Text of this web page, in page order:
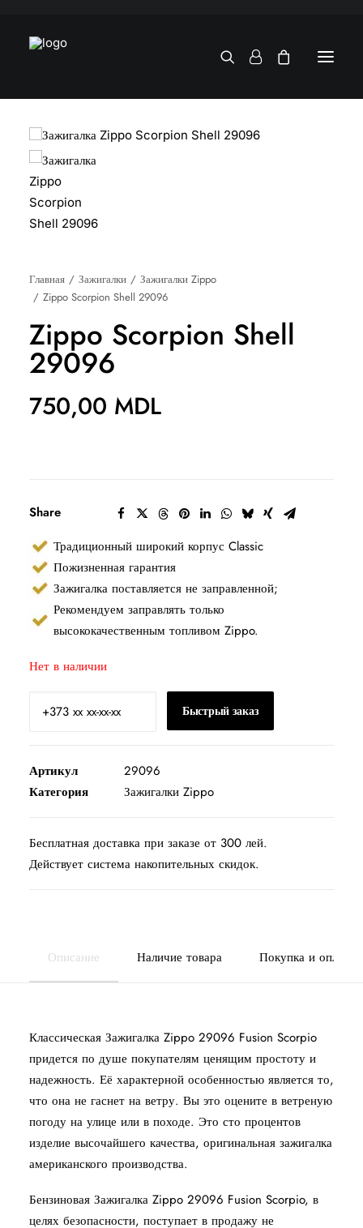
Главная Зажигалки
Зажигалки Zippo
Zippo Scorpion Shell 29096
Zippo Scorpion Shell
29096
750,00 MDL
Share
Традиционный широкий корпус Classic
Пожизненная гарантия
Зажигалка поставляется не заправленной;
Рекомендуем заправлять только
высококачественным топливом Zippo.
Нет в наличии
Быстрый заказ
Артикул
29096
Категория
Зажигалки Zippo
Бесплатная доставка при заказе от 300 лей.
Действует система накопительных скидок.
Описание Наличие товара Покупка и оплата
Классическая Зажигалка Zippo 29096 Fusion Scorpio
придется по душе покупателям ценящим простоту и
надежность. Её характерной особенностью является то,
что она не гаснет на ветру. Вы это оцените в ветреную
погоду на улице или в походе. Это сто процентов
изделие высочайшего качества, оригинальная зажигалка
американского производства.
Бензиновая Зажигалка Zippo 29096 Fusion Scorpio, в
целях безопасности, поступает в продажу не